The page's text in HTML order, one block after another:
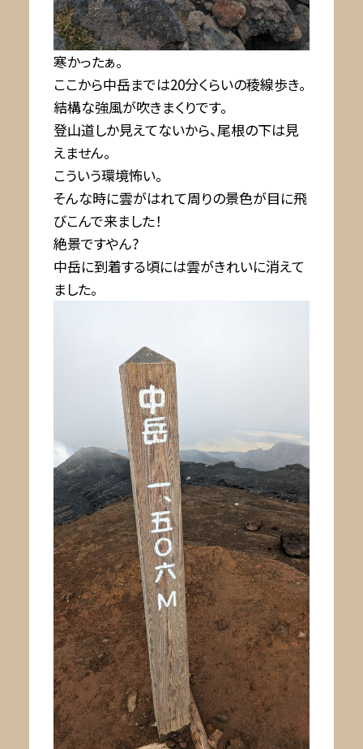
寒かったぁ。
ここから中岳までは20分くらいの稜線歩き。
結構な強風が吹きまくりです。
登山道しか見えてないから、尾根の下は見
えません。
こういう環境怖い。
そんな時に雲がはれて周りの景色が目に飛
びこんで来ました！
絶景ですやん?
中岳に到着する頃には雲がきれいに消えて
ました。